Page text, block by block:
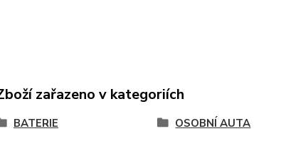
zařazeno v kategoriích
BATERIE OSOBNÍ AUTA